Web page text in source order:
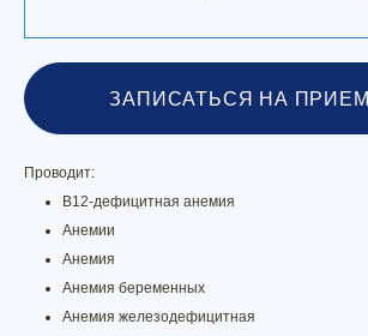
ЗАПИСАТЬСЯ НА ПРИЕМ
Проводит:
B12-дефицитная анемия
Анемии
Анемия
Анемия беременных
Анемия железодефицитная